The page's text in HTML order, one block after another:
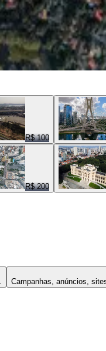
R$ 100
R$ 200
Campanhas, anúncios,